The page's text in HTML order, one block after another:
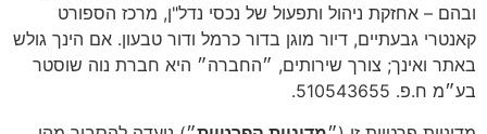
ובהם – אחזקת ניהול ותפעול של נכסי נדל"ן, מרכז הספורט
קאנטרי גבעתיים, דיור מוגן בדור כרמל ודור טבעון. אם הינך גולש
באתר ואינך; צורך שירותים, ״החברה״ היא חברת נוה שוסטר
בע״מ ח.פ. 510543655.